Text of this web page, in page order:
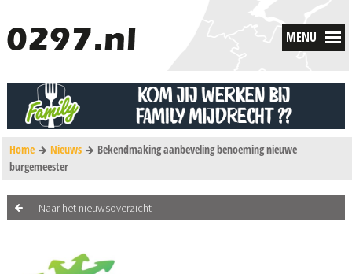
MENU
Home Nieuws
Bekendmaking aanbeveling benoeming nieuwe
burgemeester
Naar het nieuwsoverzicht